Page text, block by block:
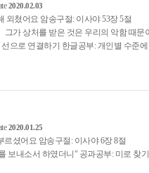
2020.02.03
외쳤어요 암송구절: 이사야 53장 5
상처를 받은 것은 우리의 악함 때문
으로 연결하기 한글공부: 개인별 수준
2020.01.25
를 부르셨어요 암송구절: 이사야
보내소서 하였더니" 공과공부: 미로 찾